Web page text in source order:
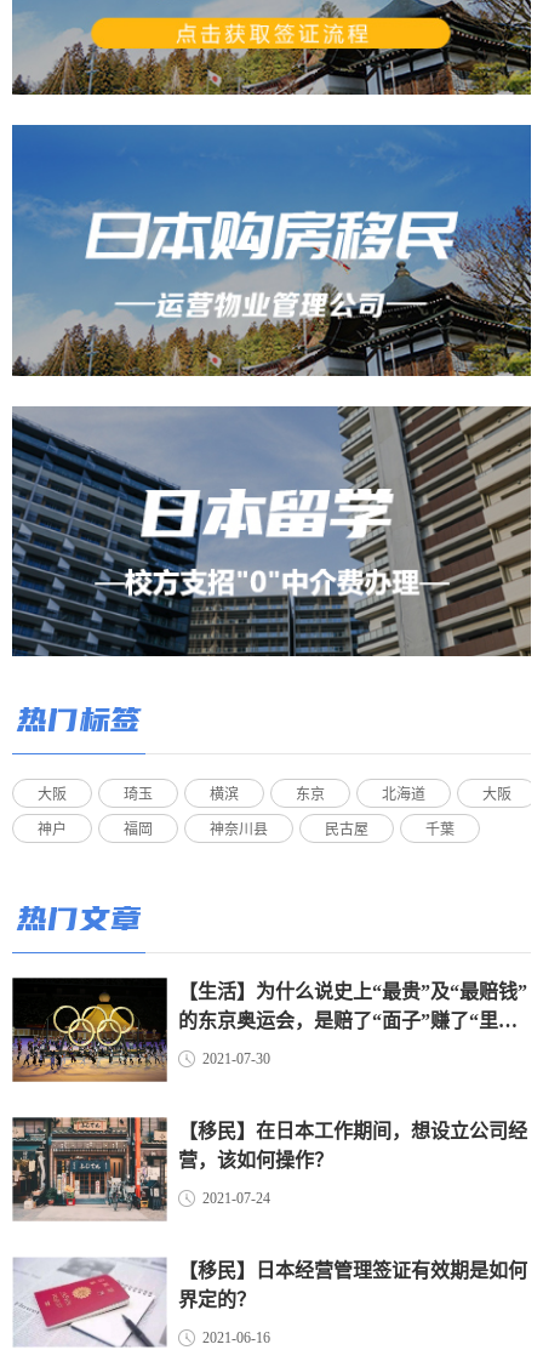
热门标签
大阪 琦玉 横滨 东京 北海道 大阪
神户 福岡 神奈川县 民古屋 千葉
热门文章
【生活】为什么说史上“最贵”及“最赔钱”
的东京奥运会，是赔了“面子”赚了“里
子”？（上）
2021-07-30
【移民】在日本工作期间，想设立公司经
营，该如何操作？
2021-07-24
【移民】日本经营管理签证有效期是如何
界定的？
2021-06-16